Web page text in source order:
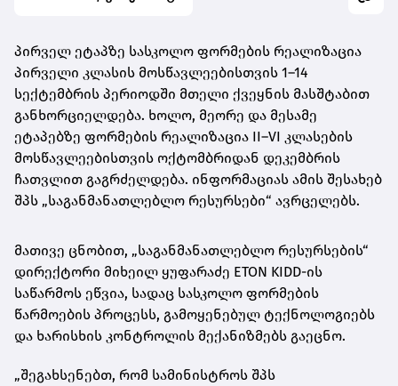
პირველ ეტაპზე სასკოლო ფორმების რეალიზაცია
პირველი კლასის მოსწავლეებისთვის 1–14
სექტემბრის პერიოდში მთელი ქვეყნის მასშტაბით
განხორციელდება. ხოლო, მეორე და მესამე
ეტაპებზე ფორმების რეალიზაცია II–VI კლასების
მოსწავლეებისთვის ოქტომბრიდან დეკემბრის
ჩათვლით გაგრძელდება. ინფორმაციას ამის შესახებ
შპს „საგანმანათლებლო რესურსები“ ავრცელებს.
მათივე ცნობით, „საგანმანათლებლო რესურსების“
დირექტორი მიხეილ ყუფარაძე ETON KIDD-ის
საწარმოს ეწვია, სადაც სასკოლო ფორმების
წარმოების პროცესს, გამოყენებულ ტექნოლოგიებს
და ხარისხის კონტროლის მექანიზმებს გაეცნო.
„შეგახსენებთ, რომ სამინისტროს შპს